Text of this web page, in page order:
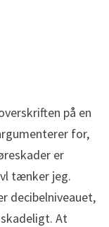
på en
for,
er
tænker jeg.
decibelniveauet,
At